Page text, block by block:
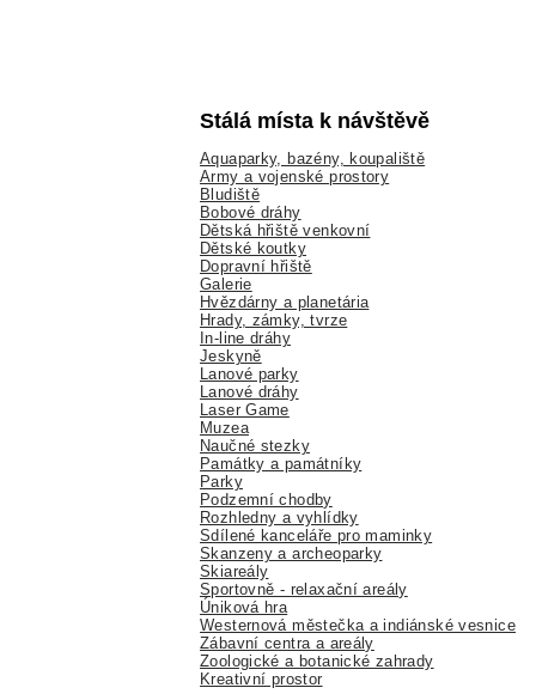
Stálá místa k návštěvě
Aquaparky, bazény, koupaliště
Army a vojenské prostory
Bludiště
Bobové dráhy
Dětská hřiště venkovní
Dětské koutky
Dopravní hřiště
Galerie
Hvězdárny a planetária
Hrady, zámky, tvrze
In-line dráhy
Jeskyně
Lanové parky
Lanové dráhy
Laser Game
Muzea
Naučné stezky
Památky a památníky
Parky
Podzemní chodby
Rozhledny a vyhlídky
Sdílené kanceláře pro maminky
Skanzeny a archeoparky
Skiareály
Sportovně - relaxační areály
Úniková hra
Westernová městečka a indiánské vesnice
Zábavní centra a areály
Zoologické a botanické zahrady
Kreativní prostor